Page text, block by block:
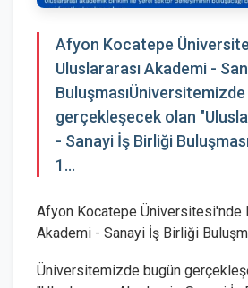
Afyon Kocatepe
Uluslararası Akademi -
gerçekleşecek olan
- Sanayi İş Birliği
1...
Afyon Kocatepe Üniversitesi'nde
Akademi - Sanayi İş Birliği
Üniversitemizde bugün